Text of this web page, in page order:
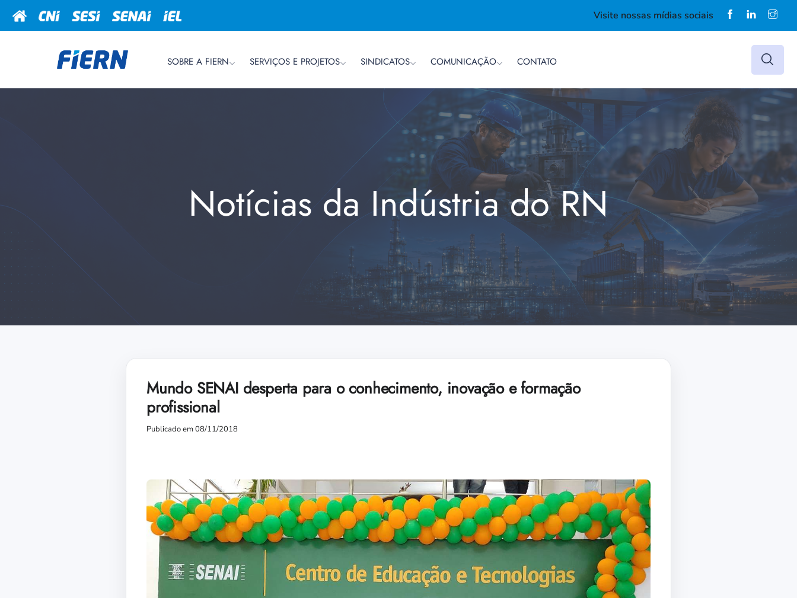
Visite nossas mídias sociais
SOBRE A FIERN SERVIÇOS E PROJETOS SINDICATOS COMUNICAÇÃO CONTATO
Notícias da Indústria do RN
Mundo SENAI desperta para o conhecimento, inovação e formação
profissional
Publicado em 08/11/2018